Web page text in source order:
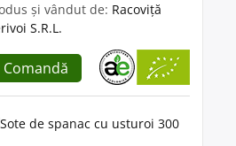
și vândut de: Racoviță
S.R.L.
Comandă